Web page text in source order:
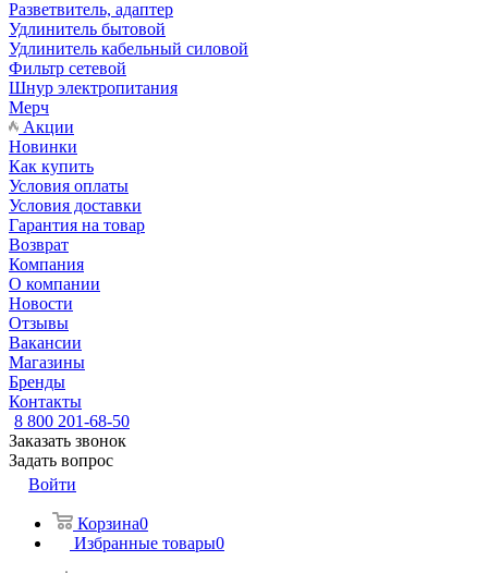
Разветвитель, адаптер
Удлинитель бытовой
Удлинитель кабельный силовой
Фильтр сетевой
Шнур электропитания
Мерч
Акции
Новинки
Как купить
Условия оплаты
Условия доставки
Гарантия на товар
Возврат
Компания
О компании
Новости
Отзывы
Вакансии
Магазины
Бренды
Контакты
8 800 201-68-50
Заказать звонок
Задать вопрос
Войти
Корзина0
Избранные товары0